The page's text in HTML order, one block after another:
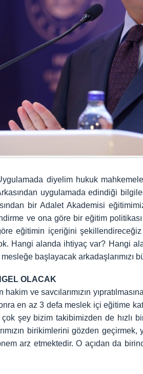
diyelim hukuk
uygulamada edindiği
bir Adalet Akademisi
ve ona göre bir eğitim
eğitimin içeriğini
Hangi alanda ihtiyaç var? Hangi
başlayacak arkadaşlarımızı
OLACAK
ve savcılarımızın
en az 3 defa meslek içi eğitime
şey bizim takibimizden de
birikimlerini gözden
arz etmektedir. O açıdan da